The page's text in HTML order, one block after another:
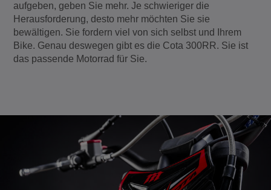
aufgeben, geben Sie mehr. Je schwieriger die
Herausforderung, desto mehr möchten Sie sie
bewältigen. Sie fordern viel von sich selbst und Ihrem
Bike. Genau deswegen gibt es die Cota 300RR. Sie ist
das passende Motorrad für Sie.